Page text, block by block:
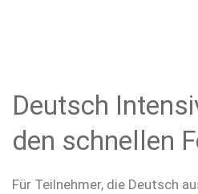
Deutsch
den schnellen
Für Teilnehmer, die Deutsch